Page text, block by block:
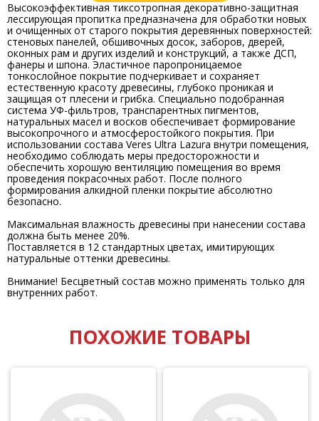
Высокоэффективная тиксотропная декоративно-защитная
лессирующая пропитка предназначена для обработки новых
и очищенных от старого покрытия деревянных поверхностей:
стеновых панелей, обшивочных досок, заборов, дверей,
оконных рам и других изделий и конструкций, а также ДСП,
фанеры и шпона. Эластичное паропроницаемое
тонкослойное покрытие подчеркивает и сохраняет
естественную красоту древесины, глубоко проникая и
защищая от плесени и грибка. Специально подобранная
система УФ-фильтров, транспарентных пигментов,
натуральных масел и восков обеспечивает формирование
высокопрочного и атмосферостойкого покрытия. При
использовании состава Veres Ultra Lazura внутри помещения,
необходимо соблюдать меры предосторожности и
обеспечить хорошую вентиляцию помещения во время
проведения покрасочных работ. После полного
формирования алкидной пленки покрытие абсолютно
безопасно.
Maксимальная влажность древесины при нанесении состава
должна быть менее 20%.
Поставляется в 12 стандартных цветах, имитирующих
натуральные оттенки древесины.
Внимание! Бесцветный состав можно применять только для
внутренних работ.
ПОХОЖИЕ ТОВАРЫ